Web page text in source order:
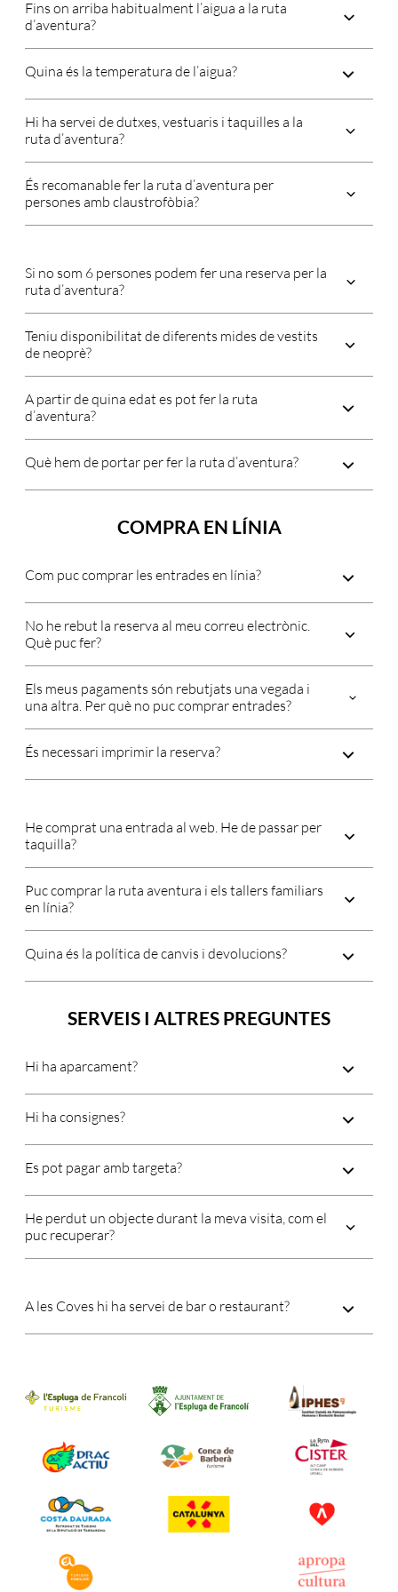
Fins on arriba habitualment l’aigua a la ruta
d’aventura?
Quina és la temperatura de l’aigua?
Hi ha servei de dutxes, vestuaris i taquilles a la
ruta d’aventura?
És recomanable fer la ruta d’aventura per
persones amb claustrofòbia?
Si no som 6 persones podem fer una reserva per la
ruta d’aventura?
Teniu disponibilitat de diferents mides de vestits
de neoprè?
A partir de quina edat es pot fer la ruta
d’aventura?
Què hem de portar per fer la ruta d’aventura?
COMPRA EN LÍNIA
Com puc comprar les entrades en línia?
No he rebut la reserva al meu correu electrònic.
Què puc fer?
Els meus pagaments són rebutjats una vegada i
una altra. Per què no puc comprar entrades?
És necessari imprimir la reserva?
He comprat una entrada al web. He de passar per
taquilla?
Puc comprar la ruta aventura i els tallers familiars
en línia?
Quina és la política de canvis i devolucions?
SERVEIS I ALTRES PREGUNTES
Hi ha aparcament?
Hi ha consignes?
Es pot pagar amb targeta?
He perdut un objecte durant la meva visita, com el
puc recuperar?
A les Coves hi ha servei de bar o restaurant?